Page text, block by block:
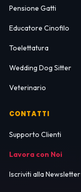
Pensione Gatti
Educatore Cinofilo
Toelettatura
Wedding Dog Sitter
Veterinario
CONTATTI
Supporto Clienti
Lavora con Noi
Iscriviti alla Newsletter